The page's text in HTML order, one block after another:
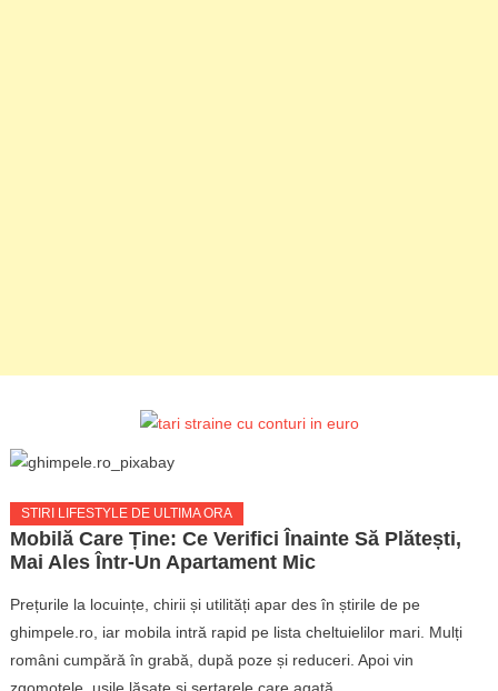
STIRI LIFESTYLE DE ULTIMA ORA
Mobilă Care Ține: Ce Verifici Înainte Să Plătești,
Mai Ales Într-Un Apartament Mic
Prețurile la locuințe, chirii și utilități apar des în știrile de pe
ghimpele.ro, iar mobila intră rapid pe lista cheltuielilor mari. Mulți
români cumpără în grabă, după poze și reduceri. Apoi vin